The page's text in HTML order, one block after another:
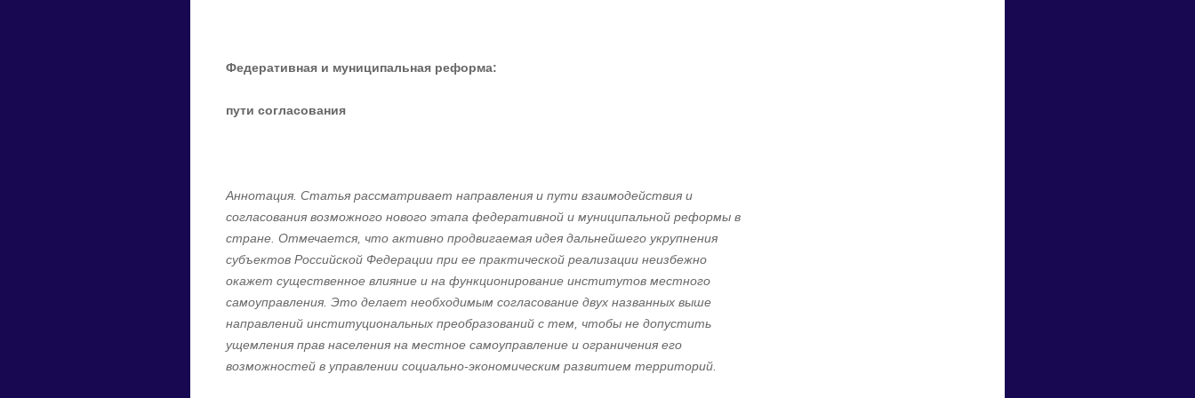
Федеративная и муниципальная реформа:
пути согласования
Аннотация. Статья рассматривает направления и пути взаимодействия и
согласования возможного нового этапа федеративной и муниципальной реформы в
стране. Отмечается, что активно продвигаемая идея дальнейшего укрупнения
субъектов Российской Федерации при ее практической реализации неизбежно
окажет существенное влияние и на функционирование институтов местного
самоуправления. Это делает необходимым согласование двух названных выше
направлений институциональных преобразований с тем, чтобы не допустить
ущемления прав населения на местное самоуправление и ограничения его
возможностей в управлении социально-экономическим развитием территорий.